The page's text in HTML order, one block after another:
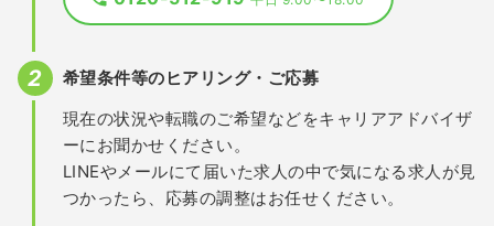
希望条件等のヒアリング・ご応募
現在の状況や転職のご希望などをキャリアアドバイザ
ーにお聞かせください。
LINEやメールにて届いた求人の中で気になる求人が見
つかったら、応募の調整はお任せください。